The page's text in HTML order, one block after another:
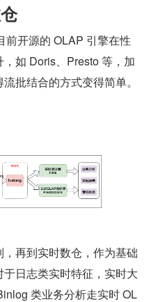
前开源的 OLAP 引擎在性
如 Doris、Presto 等，加
批结合的方式变得简单。
再到实时数仓，作为基础
日志类实时特征，实时大
类业务分析走实时 OL